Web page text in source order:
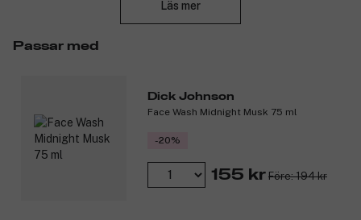
Doftnoter:
Hjärtnoter: sjö-påskliljor, saltkrystaller, ros-extrakt och
magnolia.
Basnoter: vanilj, heliotrop och cashmerewood.
3322649
Läs mer
Passar med
Dick Johnson
Face Wash Midnight Musk 75 ml
-20%
155 kr Före: 194 kr